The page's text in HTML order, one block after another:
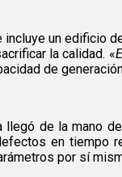
un edificio
la calidad. «
de
llegó de la mano
en tiempo
por sí